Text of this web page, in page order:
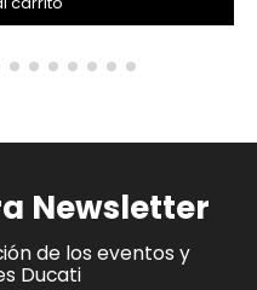
Newsletter
de los eventos y
Ducati